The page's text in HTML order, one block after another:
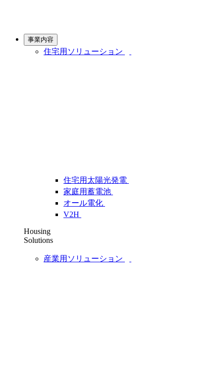
事業内容
住宅用ソリューション
住宅用太陽光発電
家庭用蓄電池
オール電化
V2H
Housing
Solutions
産業用ソリューション